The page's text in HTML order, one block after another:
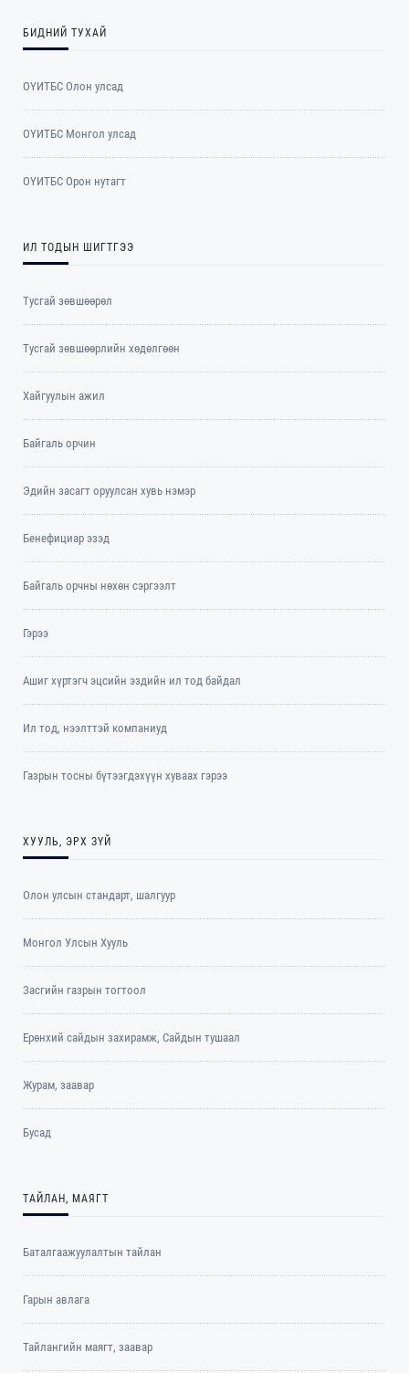
БИДНИЙ ТУХАЙ
ОҮИТБС Олон улсад
ОYИТБС Монгол улсад
ОYИТБС Орон нутагт
ИЛ ТОДЫН ШИГТГЭЭ
Тусгай зөвшөөрөл
Тусгай зөвшөөрлийн хөдөлгөөн
Хайгуулын ажил
Байгаль орчин
Эдийн засагт оруулсан хувь нэмэр
Бенефициар эзэд
Байгаль орчны нөхөн сэргээлт
Гэрээ
Ашиг хүртэгч эцсийн эздийн ил тод байдал
Ил тод, нээлттэй компаниуд
Газрын тосны бүтээгдэхүүн хуваах гэрээ
ХУУЛЬ, ЭРХ ЗҮЙ
Олон улсын стандарт, шалгуур
Монгол Улсын Хууль
Засгийн газрын тогтоол
Ерөнхий сайдын захирамж, Сайдын тушаал
Журам, заавар
Бусад
ТАЙЛАН, МАЯГТ
Баталгаажуулалтын тайлан
Гарын авлага
Тайлангийн маягт, заавар